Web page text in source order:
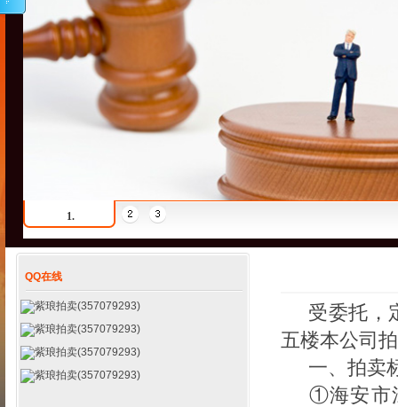
1.
QQ在线
紫琅拍卖(357079293)
紫琅拍卖(357079293)
紫琅拍卖(357079293)
紫琅拍卖(357079293)
受委托，
五楼本公司
一、拍卖
①海安市